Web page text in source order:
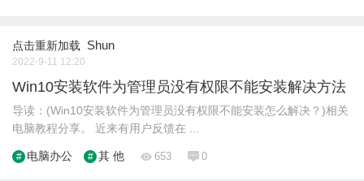
点击重新加载 Shun
2022-9-11 12:20
Win10安装软件为管理员没有权限不能安装解决方法
导读：(Win10安装软件为管理员没有权限不能安装怎么解决？)相关
电脑教程分享。 近来有用户反馈在 ...
电脑办公 其 他 653 0